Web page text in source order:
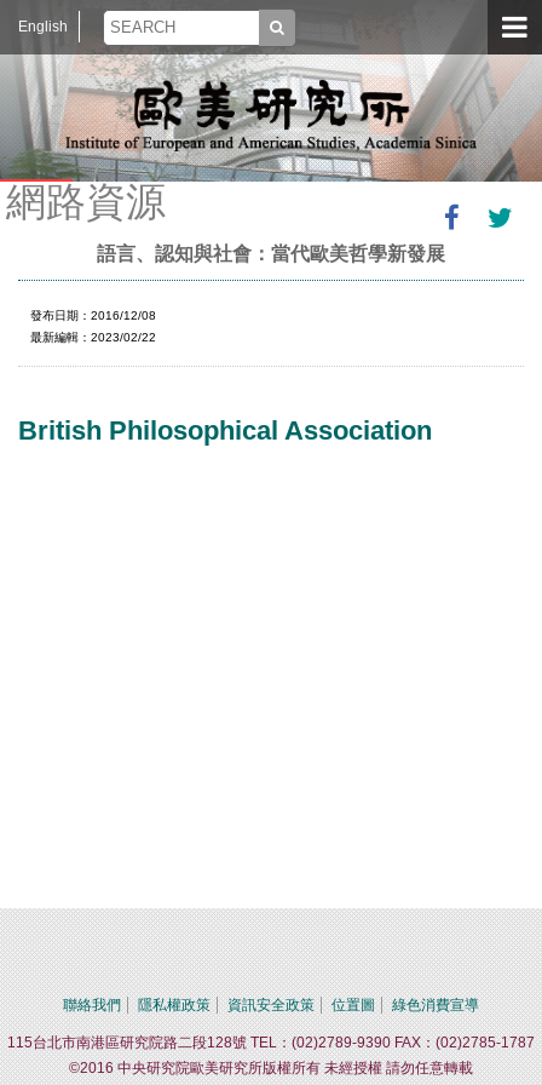
English
網路資源
語言、認知與社會：當代歐美哲學新發展
發布日期：2016/12/08
最新編輯：2023/02/22
British Philosophical Association
聯絡我們 隱私權政策 資訊安全政策 位置圖 綠色消費宣導
115台北市南港區研究院路二段128號 TEL：(02)2789-9390 FAX：(02)2785-1787
©2016 中央研究院歐美研究所版權所有 未經授權 請勿任意轉載